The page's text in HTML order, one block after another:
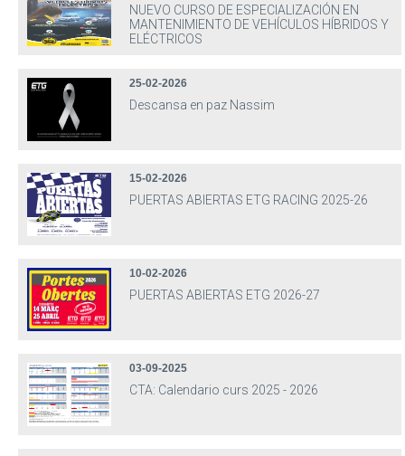
NUEVO CURSO DE ESPECIALIZACIÓN EN
MANTENIMIENTO DE VEHÍCULOS HÍBRIDOS Y
ELÉCTRICOS
25-02-2026
Descansa en paz Nassim
15-02-2026
PUERTAS ABIERTAS ETG RACING 2025-26
10-02-2026
PUERTAS ABIERTAS ETG 2026-27
03-09-2025
CTA: Calendario curs 2025 - 2026